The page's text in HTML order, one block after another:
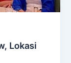
Lokasi